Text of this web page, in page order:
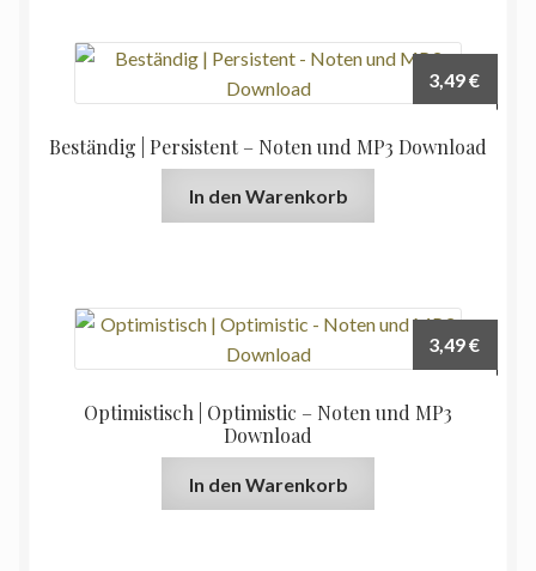
Beständig | Persistent – Noten und MP3 Download
3,49€
In den Warenkorb
Optimistisch | Optimistic – Noten und MP3
Download
3,49€
In den Warenkorb